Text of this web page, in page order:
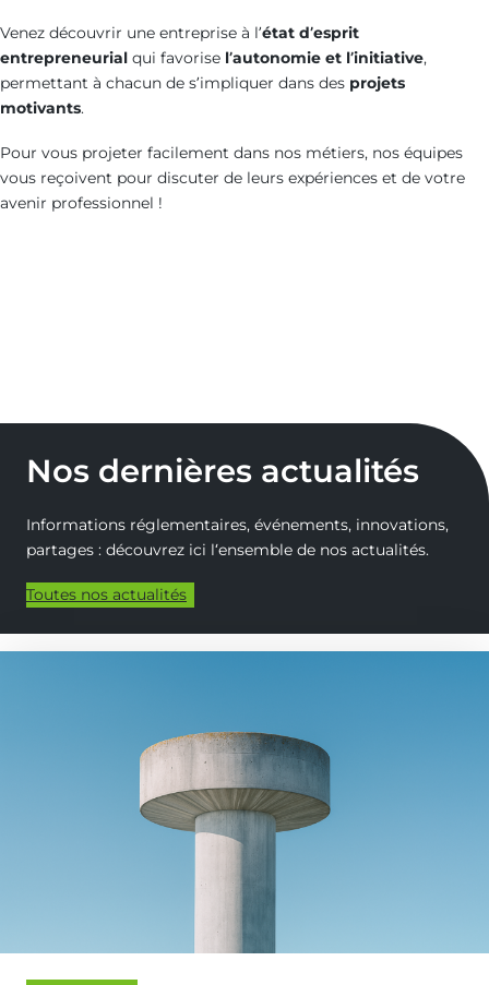
economies-
denergie
de-
mire
Venez découvrir une entreprise à l’état d’esprit
entrepreneurial qui favorise l’autonomie et l’initiative,
permettant à chacun de s’impliquer dans des projets
motivants.
Pour vous projeter facilement dans nos métiers, nos équipes
vous reçoivent pour discuter de leurs expériences et de votre
avenir professionnel !
Nos dernières actualités
Informations réglementaires, événements, innovations,
partages : découvrez ici l‘ensemble de nos actualités.
Toutes nos actualités